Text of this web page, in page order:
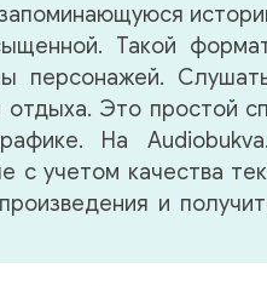
Такой
персонажей.
Это простой
На
с учетом качества
и